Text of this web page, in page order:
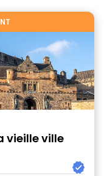
vieille ville